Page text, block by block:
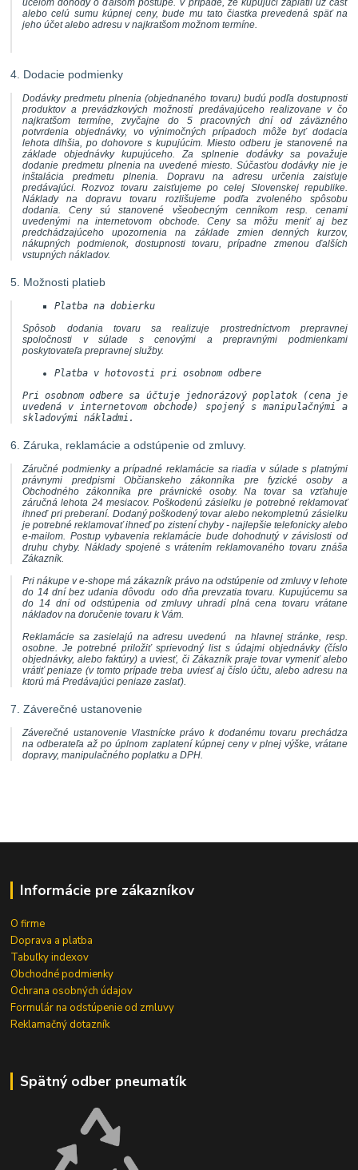
účelom dohody o ďalšom postupe. V prípade, že kupujúci zaplatil už časť
alebo celú sumu kúpnej ceny, bude mu tato čiastka prevedená späť na
jeho účet alebo adresu v najkratšom možnom termíne.
4. Dodacie podmienky
Dodávky predmetu plnenia (objednaného tovaru) budú podľa dostupnosti
produktov a prevádzkových možností predávajúceho realizovane v čo
najkratšom termíne, zvyčajne do 5 pracovných dní od záväzného
potvrdenia objednávky, vo výnimočných prípadoch môže byť dodacia
lehota dlhšia, po dohovore s kupujúcim. Miesto odberu je stanovené na
základe objednávky kupujúceho. Za splnenie dodávky sa považuje
dodanie predmetu plnenia na uvedené miesto. Súčasťou dodávky nie je
inštalácia predmetu plnenia. Dopravu na adresu určenia zaisťuje
predávajúci. Rozvoz tovaru zaisťujeme po celej Slovenskej republike.
Náklady na dopravu tovaru rozlišujeme podľa zvoleného spôsobu
dodania. Ceny sú stanovené všeobecným cenníkom resp. cenami
uvedenými na internetovom obchode. Ceny sa môžu meniť aj bez
predchádzajúceho upozornenia na základe zmien denných kurzov,
nákupných podmienok, dostupnosti tovaru, prípadne zmenou ďalších
vstupných nákladov.
5. Možnosti platieb
Platba na dobierku
Spôsob dodania tovaru sa realizuje prostredníctvom prepravnej
spoločnosti v súlade s cenovými a prepravnými podmienkami
poskytovateľa prepravnej služby.
Platba v hotovosti pri osobnom odbere
Pri osobnom odbere sa účtuje jednorázový poplatok (cena je
uvedená v internetovom obchode) spojený s manipulačnými a
skladovými nákladmi.
6. Záruka, reklamácie a odstúpenie od zmluvy.
Záručné podmienky a prípadné reklamácie sa riadia v súlade s platnými
právnymi predpismi Občianskeho zákonníka pre fyzické osoby a
Obchodného zákonníka pre právnické osoby. Na tovar sa vzťahuje
záručná lehota 24 mesiacov. Poškodenú zásielku je potrebné reklamovať
ihneď pri preberaní. Dodaný poškodený tovar alebo nekompletnú zásielku
je potrebné reklamovať ihneď po zistení chyby - najlepšie telefonicky alebo
e-mailom. Postup vybavenia reklamácie bude dohodnutý v závislosti od
druhu chyby. Náklady spojené s vrátením reklamovaného tovaru znáša
Zákazník.
Pri nákupe v e-shope má zákazník právo na odstúpenie od zmluvy v lehote
do 14 dní bez udania dôvodu odo dňa prevzatia tovaru. Kupujúcemu sa
do 14 dní od odstúpenia od zmluvy uhradí plná cena tovaru vrátane
nákladov na doručenie tovaru k Vám.
Reklamácie sa zasielajú na adresu uvedenú na hlavnej stránke, resp.
osobne. Je potrebné priložiť sprievodný list s údajmi objednávky (číslo
objednávky, alebo faktúry) a uviesť, či Zákazník praje tovar vymeniť alebo
vrátiť peniaze (v tomto prípade treba uviesť aj číslo účtu, alebo adresu na
ktorú má Predávajúci peniaze zaslať).
7. Záverečné ustanovenie
Záverečné ustanovenie Vlastnícke právo k dodanému tovaru prechádza
na odberateľa až po úplnom zaplatení kúpnej ceny v plnej výške, vrátane
dopravy, manipulačného poplatku a DPH.
Informácie pre zákazníkov
O firme
Doprava a platba
Tabuľky indexov
Obchodné podmienky
Ochrana osobných údajov
Formulár na odstúpenie od zmluvy
Reklamačný dotazník
Spätný odber pneumatík